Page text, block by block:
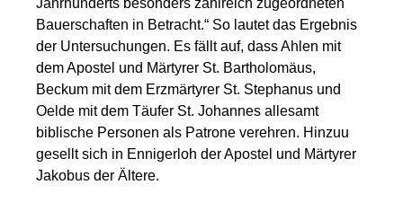
Jahrhunderts besonders zahlreich zugeordneten
Bauerschaften in Betracht.“ So lautet das Ergebnis
der Untersuchungen. Es fällt auf, dass Ahlen mit
dem Apostel und Märtyrer St. Bartholomäus,
Beckum mit dem Erzmärtyrer St. Stephanus und
Oelde mit dem Täufer St. Johannes allesamt
biblische Personen als Patrone verehren. Hinzuu
gesellt sich in Ennigerloh der Apostel und Märtyrer
Jakobus der Ältere.